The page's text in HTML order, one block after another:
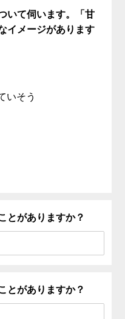
いて伺います。「甘
イメージがあります
いそう
とがありますか？
とがありますか？